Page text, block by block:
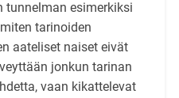
tunnelman esimerkiksi
tarinoiden
aateliset naiset eivät
jonkun tarinan
vaan kikattelevat